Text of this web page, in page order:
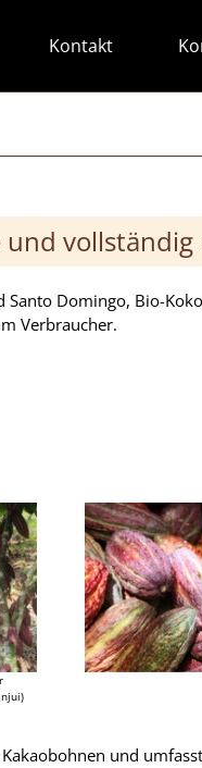
Kontakt
Domingo, Bio-
Verbraucher.
und